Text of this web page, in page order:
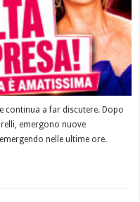
continua a far discutere. Dopo
emergono nuove
nelle ultime ore.